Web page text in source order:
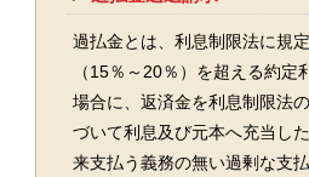
過払金とは、利息制限法に規
（15％～20％）を超える約定
場合に、返済金を利息制限法
づいて利息及び元本へ充当し
来支払う義務の無い過剰な支